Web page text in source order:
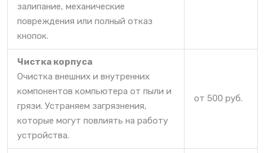
залипание, механические
повреждения или полный отказ
кнопок.
Чистка корпуса
Очистка внешних и внутренних
компонентов компьютера от пыли и
грязи. Устраняем загрязнения,
которые могут повлиять на работу
устройства.
от 500 руб.